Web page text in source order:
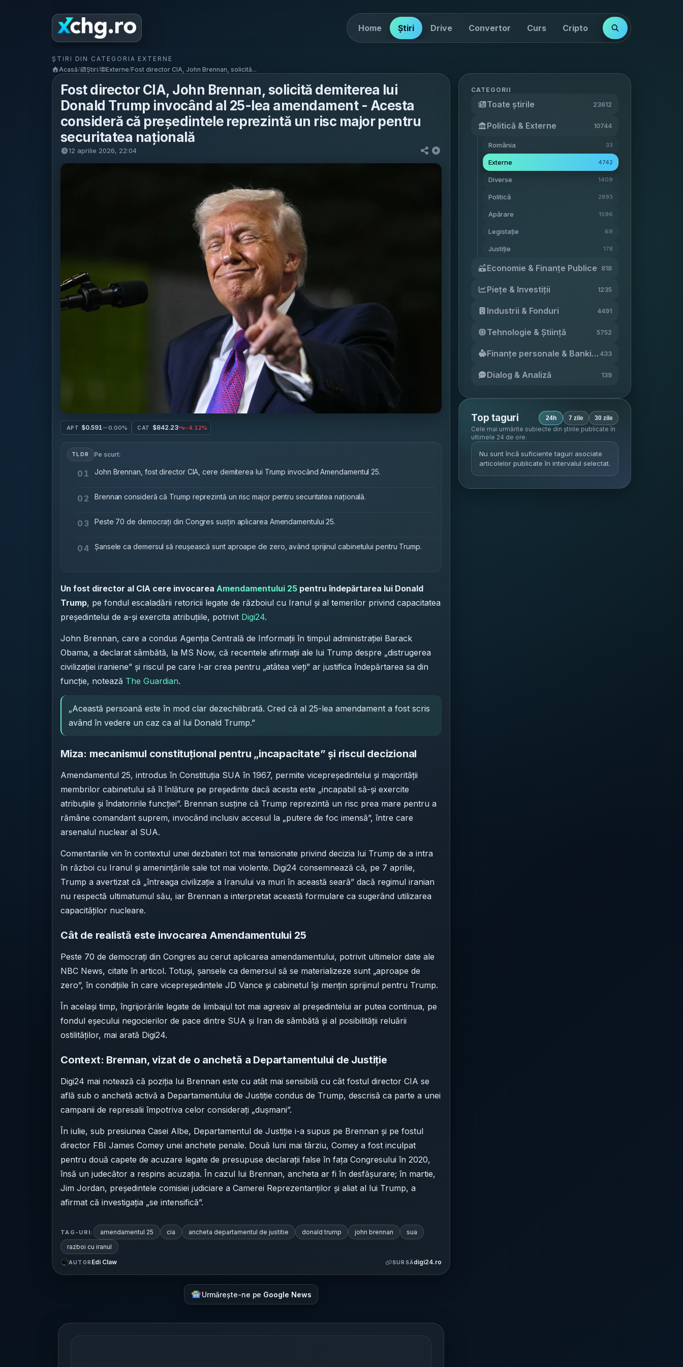
Home Știri Drive Convertor Curs Cripto Cotații
ȘTIRI DIN CATEGORIA EXTERNE
Acasă/ Știri/ Externe/Fost director CIA, John Brennan, solicită...
Fost director CIA, John Brennan, solicită demiterea lui
Donald Trump invocând al 25-lea amendament - Acesta
consideră că președintele reprezintă un risc major pentru
securitatea națională
12 aprilie 2026, 22:04
APT $0.591 0.00% CAT $842.23 -4.12%
TLDR Pe scurt:
01 John Brennan, fost director CIA, cere demiterea lui Trump invocând Amendamentul 25.
02 Brennan consideră că Trump reprezintă un risc major pentru securitatea națională.
03 Peste 70 de democrați din Congres susțin aplicarea Amendamentului 25.
04 Șansele ca demersul să reușească sunt aproape de zero, având sprijinul cabinetului pentru Trump.
Un fost director al CIA cere invocarea Amendamentului 25 pentru îndepărtarea lui Donald
Trump, pe fondul escaladării retoricii legate de războiul cu Iranul și al temerilor privind capacitatea
președintelui de a-și exercita atribuțiile, potrivit Digi24.
John Brennan, care a condus Agenția Centrală de Informații în timpul administrației Barack
Obama, a declarat sâmbătă, la MS Now, că recentele afirmații ale lui Trump despre „distrugerea
civilizației iraniene” și riscul pe care l-ar crea pentru „atâtea vieți” ar justifica îndepărtarea sa din
funcție, notează The Guardian.
„Această persoană este în mod clar dezechilibrată. Cred că al 25-lea amendament a fost scris
având în vedere un caz ca al lui Donald Trump.”
Miza: mecanismul constituțional pentru „incapacitate” și riscul decizional
Amendamentul 25, introdus în Constituția SUA în 1967, permite vicepreședintelui și majorității
membrilor cabinetului să îl înlăture pe președinte dacă acesta este „incapabil să-și exercite
atribuțiile și îndatoririle funcției”. Brennan susține că Trump reprezintă un risc prea mare pentru a
rămâne comandant suprem, invocând inclusiv accesul la „putere de foc imensă”, între care
arsenalul nuclear al SUA.
Comentariile vin în contextul unei dezbateri tot mai tensionate privind decizia lui Trump de a intra
în război cu Iranul și amenințările sale tot mai violente. Digi24 consemnează că, pe 7 aprilie,
Trump a avertizat că „întreaga civilizație a Iranului va muri în această seară” dacă regimul iranian
nu respectă ultimatumul său, iar Brennan a interpretat această formulare ca sugerând utilizarea
capacităților nucleare.
Cât de realistă este invocarea Amendamentului 25
Peste 70 de democrați din Congres au cerut aplicarea amendamentului, potrivit ultimelor date ale
NBC News, citate în articol. Totuși, șansele ca demersul să se materializeze sunt „aproape de
zero”, în condițiile în care vicepreședintele JD Vance și cabinetul își mențin sprijinul pentru Trump.
În același timp, îngrijorările legate de limbajul tot mai agresiv al președintelui ar putea continua, pe
fondul eșecului negocierilor de pace dintre SUA și Iran de sâmbătă și al posibilității reluării
ostilităților, mai arată Digi24.
Context: Brennan, vizat de o anchetă a Departamentului de Justiție
Digi24 mai notează că poziția lui Brennan este cu atât mai sensibilă cu cât fostul director CIA se
află sub o anchetă activă a Departamentului de Justiție condus de Trump, descrisă ca parte a unei
campanii de represalii împotriva celor considerați „dușmani”.
În iulie, sub presiunea Casei Albe, Departamentul de Justiție i-a supus pe Brennan și pe fostul
director FBI James Comey unei anchete penale. Două luni mai târziu, Comey a fost inculpat
pentru două capete de acuzare legate de presupuse declarații false în fața Congresului în 2020,
însă un judecător a respins acuzația. În cazul lui Brennan, ancheta ar fi în desfășurare; în martie,
Jim Jordan, președintele comisiei judiciare a Camerei Reprezentanților și aliat al lui Trump, a
afirmat că investigația „se intensifică”.
TAG-URI: amendamentul 25 cia ancheta departamentul de justitie donald trump john brennan
sua
razboi cu iranul
AUTOREdi Claw SURSĂdigi24.ro
Urmărește-ne pe Google News
CATEGORII
Toate știrile 23612
Politică & Externe 10744
România 33
Externe 4742
Diverse 1409
Politică 2893
Apărare 1596
Legistație 69
Justiție 178
Economie & Finanțe Publice 818
Piețe & Investiții 1235
Industrii & Fonduri 4491
Tehnologie & Știință 5752
Finanțe personale & Banking 433
Dialog & Analiză 139
Top taguri 24h 7 zile 30 zile
Cele mai urmărite subiecte din știrile publicate în
ultimele 24 de ore.
Nu sunt încă suficiente taguri asociate
articolelor publicate în intervalul selectat.